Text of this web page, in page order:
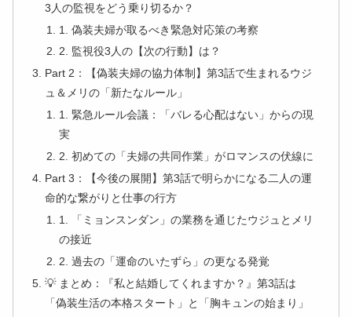
3人の監視をどう乗り切るか？
1. 偽装夫婦が取るべき緊急対応策の考察
2. 監視役3人の【次の行動】は？
Part 2：【偽装夫婦の協力体制】第3話で生まれるウジ
ュ＆メリの「新たなルール」
1. 緊急ルール会議：「バレる心配はない」からの現
実
2. 初めての「夫婦の共同作業」がロマンスの伏線に
Part 3：【今後の展開】第3話で明らかになる二人の運
命的な繋がりと仕事の行方
1. 「ミョンスンダン」の業務を通じたウジュとメリ
の接近
2. 過去の「運命のいたずら」の更なる発覚
💡 まとめ：『私と結婚してくれますか？』第3話は
「偽装生活の本格スタート」と「胸キュンの始まり」